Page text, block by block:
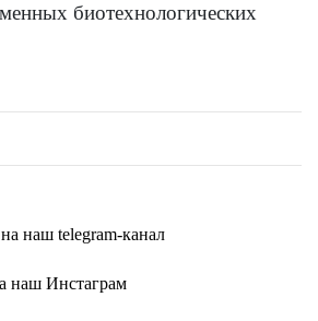
биотехнологических
наш telegram-канал
наш Инстаграм